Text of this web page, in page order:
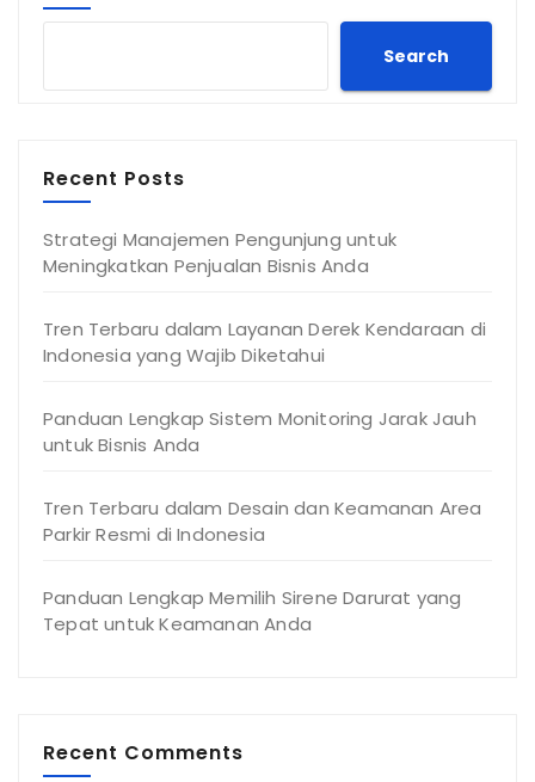
Search
Recent Posts
Strategi Manajemen Pengunjung untuk
Meningkatkan Penjualan Bisnis Anda
Tren Terbaru dalam Layanan Derek Kendaraan di
Indonesia yang Wajib Diketahui
Panduan Lengkap Sistem Monitoring Jarak Jauh
untuk Bisnis Anda
Tren Terbaru dalam Desain dan Keamanan Area
Parkir Resmi di Indonesia
Panduan Lengkap Memilih Sirene Darurat yang
Tepat untuk Keamanan Anda
Recent Comments